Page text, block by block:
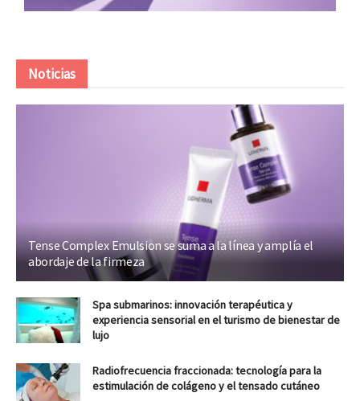
Noticias
Tense Complex Emulsion se suma a la línea y amplía el
abordaje de la firmeza
Spa submarinos: innovación terapéutica y
experiencia sensorial en el turismo de bienestar de
lujo
Radiofrecuencia fraccionada: tecnología para la
estimulación de colágeno y el tensado cutáneo